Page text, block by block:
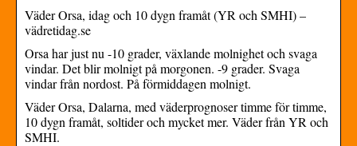
Väder Orsa, idag och 10 dygn framåt (YR och SMHI) –
vädretidag.se
Orsa har just nu -10 grader, växlande molnighet och svaga
vindar. Det blir molnigt på morgonen. -9 grader. Svaga
vindar från nordost. På förmiddagen molnigt.
Väder Orsa, Dalarna, med väderprognoser timme för timme,
10 dygn framåt, soltider och mycket mer. Väder från YR och
SMHI.